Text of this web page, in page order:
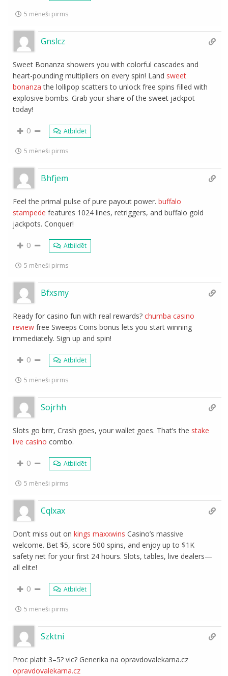
5 mēneši pirms
Gnslcz
Sweet Bonanza showers you with colorful cascades and
heart-pounding multipliers on every spin! Land sweet
bonanza the lollipop scatters to unlock free spins filled with
explosive bombs. Grab your share of the sweet jackpot
today!
0 Atbildēt
5 mēneši pirms
Bhfjem
Feel the primal pulse of pure payout power.buffalo
stampede features 1024 lines, retriggers, and buffalo gold
jackpots. Conquer!
0 Atbildēt
5 mēneši pirms
Bfxsmy
Ready for casino fun with real rewards?chumba casino
review free Sweeps Coins bonus lets you start winning
immediately. Sign up and spin!
0 Atbildēt
5 mēneši pirms
Sojrhh
Slots go brrr, Crash goes, your wallet goes. That’s the stake
live casino combo.
0 Atbildēt
5 mēneši pirms
Cqlxax
Don’t miss out onkings maxxwins Casino’s massive
welcome. Bet $5, score 500 spins, and enjoy up to $1K
safety net for your first 24 hours. Slots, tables, live dealers—
all elite!
0 Atbildēt
5 mēneši pirms
Szktni
Proc platit 3–5? vic? Generika na opravdovalekarna.cz
opravdovalekarna.cz